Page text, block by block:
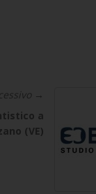
→
a
(VE)